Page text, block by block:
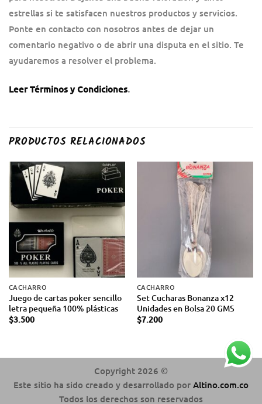
estrellas si te satisfacen nuestros productos y servicios.
Ponte en contacto con nosotros antes de dejar un
comentario negativo o de abrir una disputa en el sitio. Te
ayudaremos a resolver el problema.
Leer Términos y Condiciones.
PRODUCTOS RELACIONADOS
CACHARRO
Juego de cartas poker sencillo
letra pequeña 100% plásticas
$3.500
CACHARRO
Set Cucharas Bonanza x12
Unidades en Bolsa 20 GMS
$7.200
Copyright 2026 ©
Este sitio ha sido creado y desarrollado por Altino.com.co
Todos los derechos son reservados